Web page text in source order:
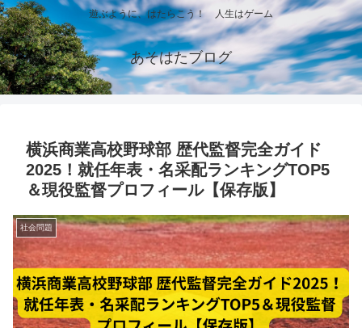
遊ぶように、はたらこう！ 人生はゲーム
あそはたブログ
横浜商業高校野球部 歴代監督完全ガイド
2025！就任年表・名采配ランキングTOP5
＆現役監督プロフィール【保存版】
社会問題